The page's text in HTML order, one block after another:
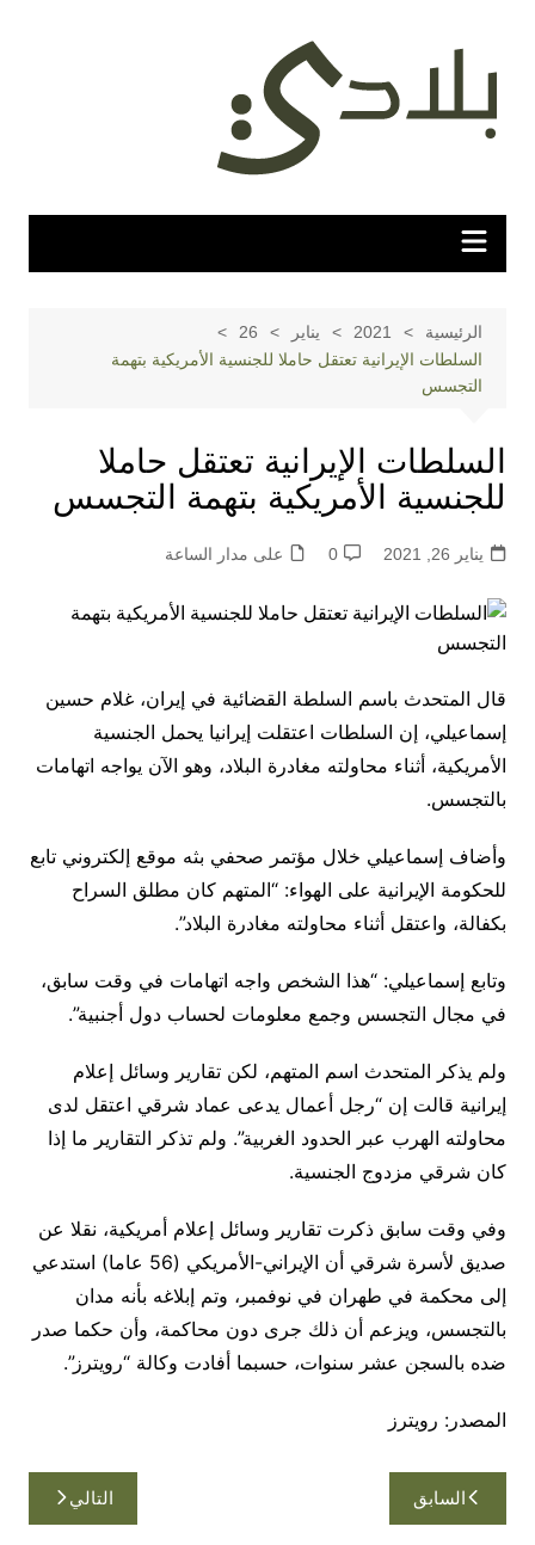
المحتوى
الرئيسية 2021 يناير
26
السلطات الإيرانية تعتقل حاملا للجنسية الأمريكية بتهمة
التجسس
السلطات الإيرانية تعتقل حاملا
للجنسية الأمريكية بتهمة التجسس
يناير 26, 2021 0 على مدار الساعة
قال المتحدث باسم السلطة القضائية في إيران، غلام حسين
إسماعيلي، إن السلطات اعتقلت إيرانيا يحمل الجنسية
الأمريكية، أثناء محاولته مغادرة البلاد، وهو الآن يواجه اتهامات
بالتجسس.
وأضاف إسماعيلي خلال مؤتمر صحفي بثه موقع إلكتروني تابع
للحكومة الإيرانية على الهواء: “المتهم كان مطلق السراح
بكفالة، واعتقل أثناء محاولته مغادرة البلاد”.
وتابع إسماعيلي: “هذا الشخص واجه اتهامات في وقت سابق،
في مجال التجسس وجمع معلومات لحساب دول أجنبية”.
ولم يذكر المتحدث اسم المتهم، لكن تقارير وسائل إعلام
إيرانية قالت إن “رجل أعمال يدعى عماد شرقي اعتقل لدى
محاولته الهرب عبر الحدود الغربية”. ولم تذكر التقارير ما إذا
كان شرقي مزدوج الجنسية.
وفي وقت سابق ذكرت تقارير وسائل إعلام أمريكية، نقلا عن
صديق لأسرة شرقي أن الإيراني-الأمريكي (56 عاما) استدعي
إلى محكمة في طهران في نوفمبر، وتم إبلاغه بأنه مدان
بالتجسس، ويزعم أن ذلك جرى دون محاكمة، وأن حكما صدر
ضده بالسجن عشر سنوات، حسبما أفادت وكالة “رويترز”.
المصدر: رويترز
تصفّح
المقالات
السابق التالي